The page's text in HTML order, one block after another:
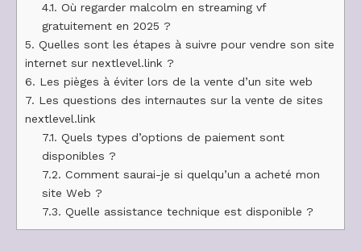
4.1. Où regarder malcolm en streaming vf
gratuitement en 2025 ?
5. Quelles sont les étapes à suivre pour vendre son site
internet sur nextlevel.link ?
6. Les pièges à éviter lors de la vente d’un site web
7. Les questions des internautes sur la vente de sites
nextlevel.link
7.1. Quels types d’options de paiement sont
disponibles ?
7.2. Comment saurai-je si quelqu’un a acheté mon
site Web ?
7.3. Quelle assistance technique est disponible ?